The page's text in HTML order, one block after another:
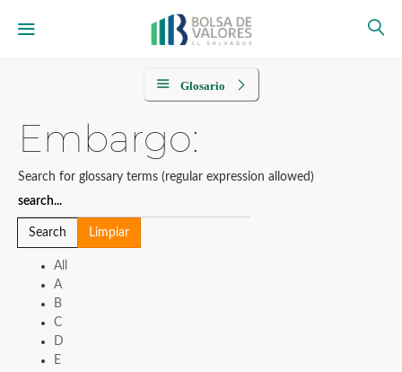
Glosario
Embargo:
Search for glossary terms (regular expression allowed)
All
A
B
C
D
E